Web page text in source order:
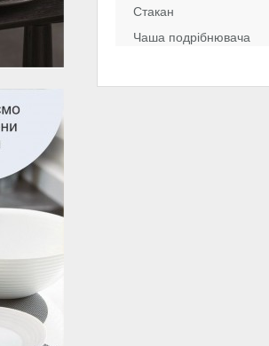
Стакан
Чаша подрібнювача